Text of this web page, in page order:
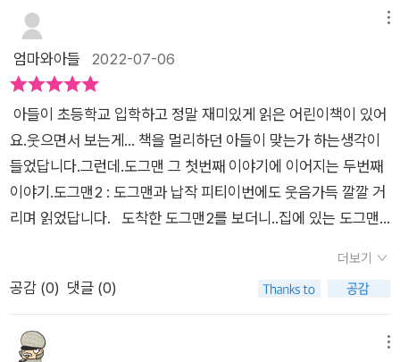
엄마와아들 2022-07-06
아들이 초등학교 입학하고 정말 재미있게 읽은 어린이책이 있어
요.웃으면서 보는게... 책을 멀리하던 아들이 맞는가 하는생각이
들었답니다.그런데.도그맨 그 첫번째 이야기에 이어지는 두번째
이야기.도그맨2 : 도그맨과 납작 피티이번에도 웃음가득 깔깔 거
리며 읽었답니다. 도착한 도그맨2를 보더니..집에 있는 도그맨1
화에서 이어지는 이야기 도그맨 2화기다렸다는 듯이 읽어 내려
갑니다 :) 물론 도그맨1을 읽지 못한 어린이라도도그맨의 지금까
들어오는 그림과 글.그리고 중간 중간 마다 나오는 팔랑 팔랑 애
더보기
공감 (0) 댓글 (0)